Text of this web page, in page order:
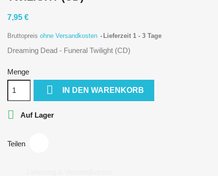
7,95 €
Bruttopreis ohne Versandkosten Lieferzeit 1 - 3 Tage
Dreaming Dead - Funeral Twilight (CD)
Menge
 IN DEN WARENKORB
 Auf Lager
Teilen